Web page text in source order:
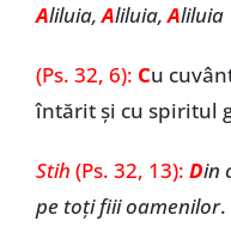
Aliluia,Aliluia,Aliluia
(Ps. 32, 6): Cu
întărit și cu spiritul
Stih (Ps. 32, 13): Din
pe toți fiii oamenilor.